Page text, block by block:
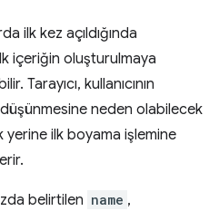
ilk kez açıldığında
ilk içeriğin oluşturulmaya
Tarayıcı, kullanıcının
düşünmesine neden olabilecek
ilk boyama işlemine
belirtilen name ,